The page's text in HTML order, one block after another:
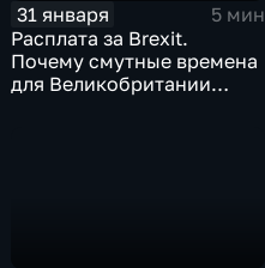
31 января
5 мин
Расплата за Brexit.
Почему смутные времена
для Великобритании